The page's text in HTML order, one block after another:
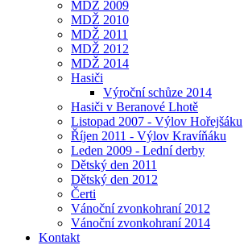
MDŽ 2009
MDŽ 2010
MDŽ 2011
MDŽ 2012
MDŽ 2014
Hasiči
Výroční schůze 2014
Hasiči v Beranové Lhotě
Listopad 2007 - Výlov Hořejšáku
Říjen 2011 - Výlov Kravíňáku
Leden 2009 - Lední derby
Dětský den 2011
Dětský den 2012
Čerti
Vánoční zvonkohraní 2012
Vánoční zvonkohraní 2014
Kontakt